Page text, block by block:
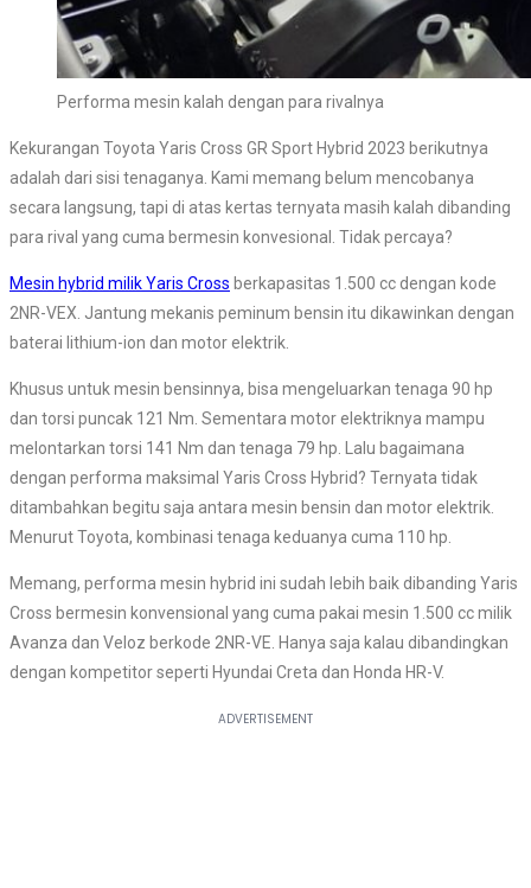
Performa mesin kalah dengan para rivalnya
Kekurangan Toyota Yaris Cross GR Sport Hybrid 2023 berikutnya
adalah dari sisi tenaganya. Kami memang belum mencobanya
secara langsung, tapi di atas kertas ternyata masih kalah dibanding
para rival yang cuma bermesin konvesional. Tidak percaya?
Mesin hybrid milik Yaris Cross berkapasitas 1.500 cc dengan kode
2NR-VEX. Jantung mekanis peminum bensin itu dikawinkan dengan
baterai lithium-ion dan motor elektrik.
Khusus untuk mesin bensinnya, bisa mengeluarkan tenaga 90 hp
dan torsi puncak 121 Nm. Sementara motor elektriknya mampu
melontarkan torsi 141 Nm dan tenaga 79 hp. Lalu bagaimana
dengan performa maksimal Yaris Cross Hybrid? Ternyata tidak
ditambahkan begitu saja antara mesin bensin dan motor elektrik.
Menurut Toyota, kombinasi tenaga keduanya cuma 110 hp.
Memang, performa mesin hybrid ini sudah lebih baik dibanding Yaris
Cross bermesin konvensional yang cuma pakai mesin 1.500 cc milik
Avanza dan Veloz berkode 2NR-VE. Hanya saja kalau dibandingkan
dengan kompetitor seperti Hyundai Creta dan Honda HR-V.